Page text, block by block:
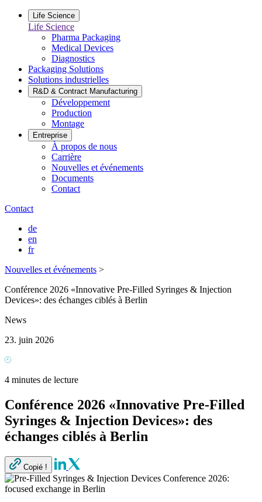
Life Science
Life Science
Pharma Packaging
Medical Devices
Diagnostics
Packaging Solutions
Solutions industrielles
R&D & Contract Manufacturing
Développement
Production
Montage
Entreprise
À propos de nous
Carrière
Nouvelles et événements
Documents
Contact
Contact
de
en
fr
Nouvelles et événements >
Conférence 2026 «Innovative Pre-Filled Syringes & Injection
Devices»: des échanges ciblés à Berlin
News
23. juin 2026
4 minutes de lecture
Conférence 2026 «Innovative Pre-Filled
Syringes & Injection Devices»: des
échanges ciblés à Berlin
Copié !